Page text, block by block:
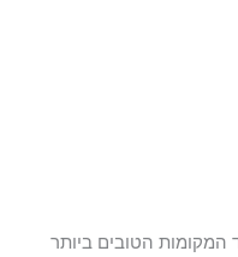
המקומות הטובים ביותר